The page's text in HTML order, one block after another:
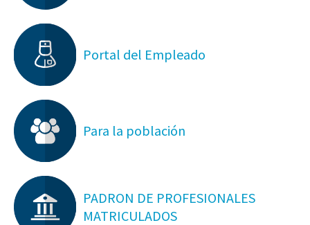
Portal del Empleado
Para la población
PADRON DE PROFESIONALES
MATRICULADOS